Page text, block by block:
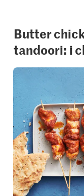
Butter
tandoori: i